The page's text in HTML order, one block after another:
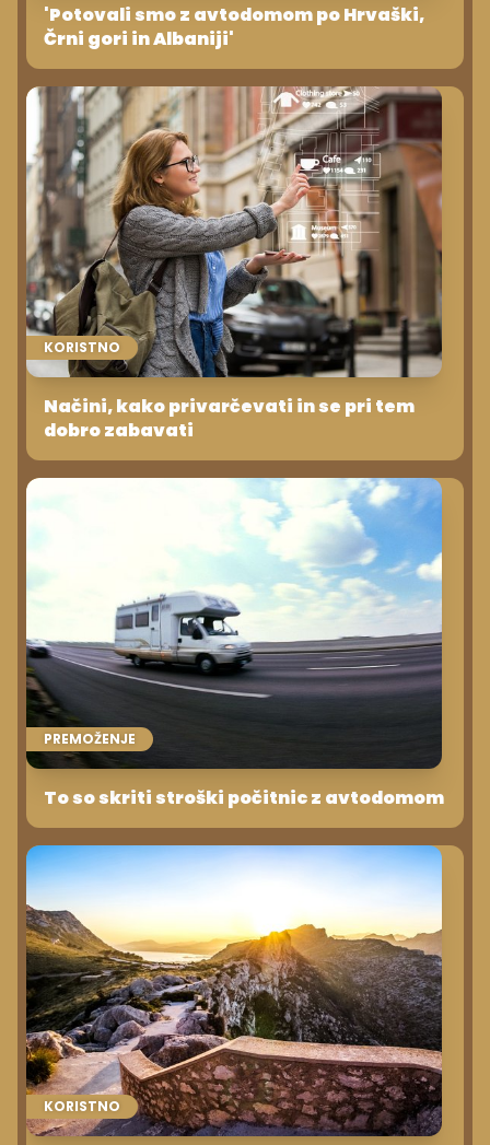
'Potovali smo z avtodomom po Hrvaški,
Črni gori in Albaniji'
KORISTNO
Načini, kako privarčevati in se pri tem
dobro zabavati
PREMOŽENJE
To so skriti stroški počitnic z avtodomom
KORISTNO